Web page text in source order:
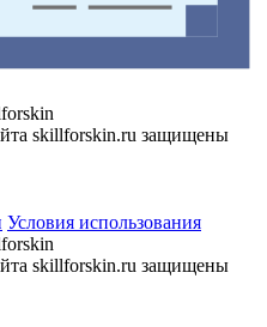
skillforskin.ru защищены
Условия использования
skillforskin.ru защищены